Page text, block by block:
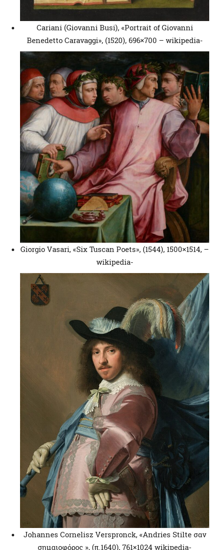
Cariani (Giovanni Busi), «Portrait of Giovanni
Benedetto Caravaggi», (1520), 696×700 – wikipedia-
Giorgio Vasari, «Six Tuscan Poets», (1544), 1500×1514, –
wikipedia-
Johannes Cornelisz Verspronck, «Andries Stilte σαν
σημαιοφόρος », (π.1640), 761×1024 wikipedia-